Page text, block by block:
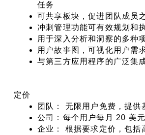
任务
可共享板块，促进团队成员
冲刺管理功能可有效规划和
用于深入分析和洞察的多种
用户故事图，可视化用户需
与第三方应用程序的广泛集
定价
团队： 无限用户免费，提供
公司：每个用户每月 20 美元
企业： 根据要求定价，包括